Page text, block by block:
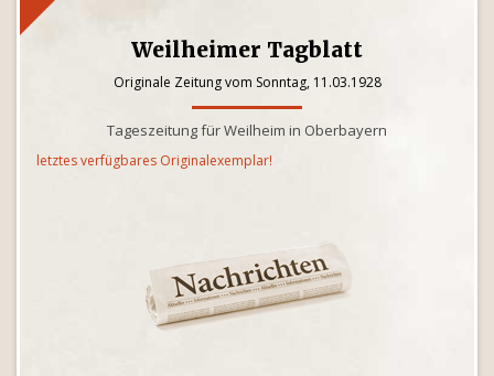
Weilheimer Tagblatt
Originale Zeitung vom Sonntag, 11.03.1928
Tageszeitung für Weilheim in Oberbayern
letztes verfügbares Originalexemplar!